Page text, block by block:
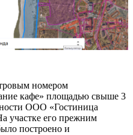
номером
кафе» площадью свыше 3
ООО «Гостиница
участке его прежним
построено и